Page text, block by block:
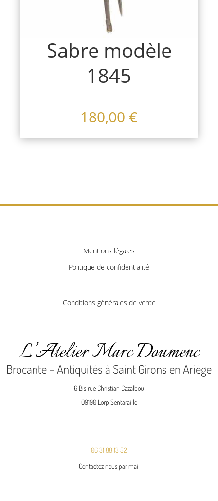
Sabre modèle
1845
180,00 €
Mentions légales
Politique de confidentialité
Conditions générales de vente
L’Atelier Marc Doumenc
Brocante – Antiquités à Saint Girons en Ariège
6 Bis rue Christian Cazalbou
09190 Lorp Sentaraille
06 31 88 13 52
Contactez nous par mail